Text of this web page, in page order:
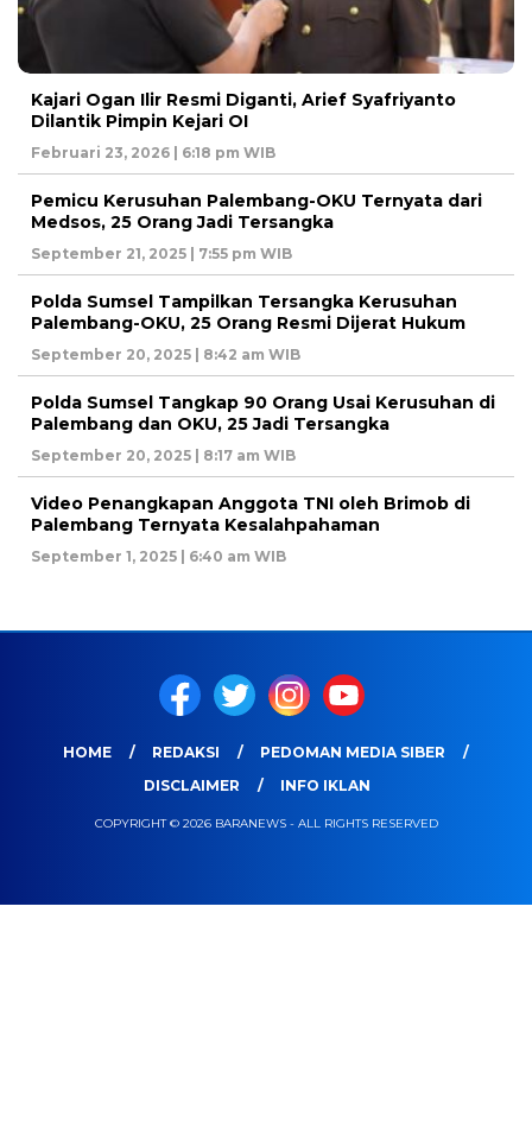
Kajari Ogan Ilir Resmi Diganti, Arief Syafriyanto
Dilantik Pimpin Kejari OI
Februari 23, 2026 | 6:18 pm WIB
Pemicu Kerusuhan Palembang-OKU Ternyata dari
Medsos, 25 Orang Jadi Tersangka
September 21, 2025 | 7:55 pm WIB
Polda Sumsel Tampilkan Tersangka Kerusuhan
Palembang-OKU, 25 Orang Resmi Dijerat Hukum
September 20, 2025 | 8:42 am WIB
Polda Sumsel Tangkap 90 Orang Usai Kerusuhan di
Palembang dan OKU, 25 Jadi Tersangka
September 20, 2025 | 8:17 am WIB
Video Penangkapan Anggota TNI oleh Brimob di
Palembang Ternyata Kesalahpahaman
September 1, 2025 | 6:40 am WIB
HOME REDAKSI
PEDOMAN MEDIA SIBER
DISCLAIMER
INFO IKLAN
COPYRIGHT © 2026 BARANEWS - ALL RIGHTS RESERVED